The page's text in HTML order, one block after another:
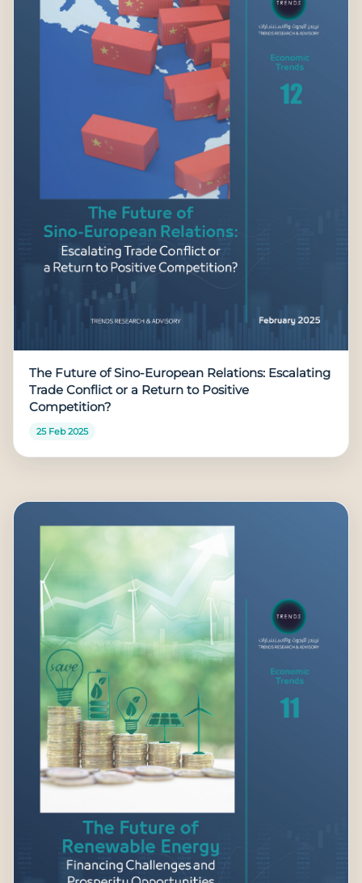
The Future of Sino-European Relations: Escalating
Trade Conflict or a Return to Positive
Competition?
25 Feb 2025